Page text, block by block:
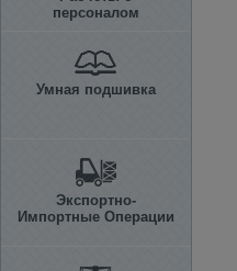
персоналом
Умная подшивка
Экспортно-
Импортные Операции